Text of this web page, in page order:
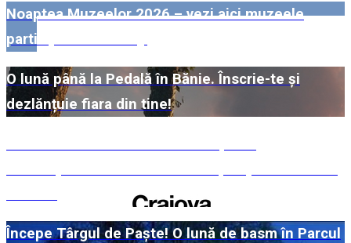
Noaptea Muzeelor 2026 – vezi aici muzeele
participante din Dolj!
O lună până la Pedală în Bănie. Înscrie-te și
dezlănțuie fiara din tine!
Începe Târgul de Paște! O lună de basm în Parcul